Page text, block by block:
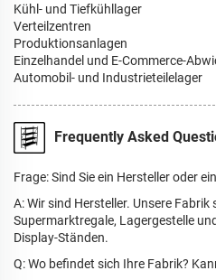
Kühl- und Tiefkühllager
Verteilzentren
Produktionsanlagen
Einzelhandel und E-Commerce-
Automobil- und Industrieteilelager
Frequently Asked
Frage: Sind Sie ein Hersteller oder
A: Wir sind Hersteller. Unsere
Supermarktregale, Lagergestelle
Display-Ständen.
Q: Wo befindet sich Ihre Fabrik?